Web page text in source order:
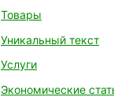
Товары
Уникальный текст
Услуги
Экономические